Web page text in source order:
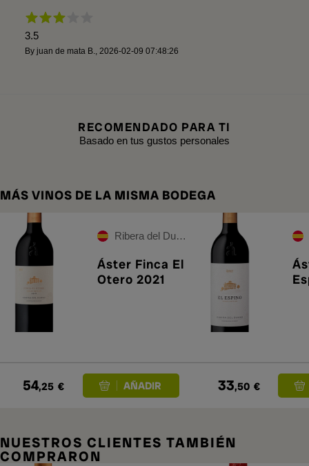
3.5
By juan de mata B. 2026-02-09 07:48:26
RECOMENDADO PARA TI
Basado en tus gustos personales
MÁS VINOS DE LA MISMA BODEGA
Ribera del Duero
Áster Finca El
Otero 2021
54,25 € 33,50 €
NUESTROS CLIENTES TAMBIÉN
COMPRARON